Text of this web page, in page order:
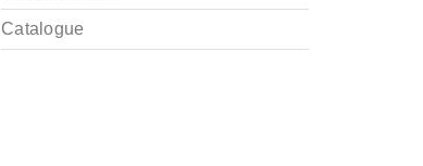
Catalogue